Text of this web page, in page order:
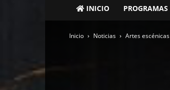
INICIO PROGRAMAS
Inicio Noticias Artes escénicas